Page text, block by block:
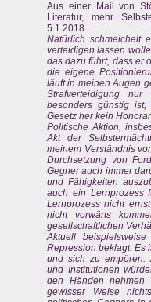
Aus einer Mail von
Literatur, mehr
5.1.2018
Natürlich schmeichelt
verteidigen lassen
das dazu führt, dass er
die eigene
läuft in meinen Augen
Strafverteidigung
besonders günstig
Gesetz her kein
Politische Aktion,
Akt der
meinem Verständnis
Durchsetzung von
Gegner auch immer
und Fähigkeiten
auch ein Lernprozess
Lernprozess nicht
nicht vorwärts
gesellschaftlichen
Aktuell
Repression beklagt. Es
und sich zu empören.
und Institutionen
den Händen
gewisser Weise